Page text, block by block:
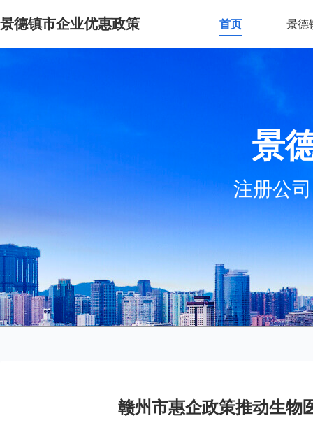
景德镇市企业优惠政策 首页 景德
景
注册公
赣州市惠企政策推动生物